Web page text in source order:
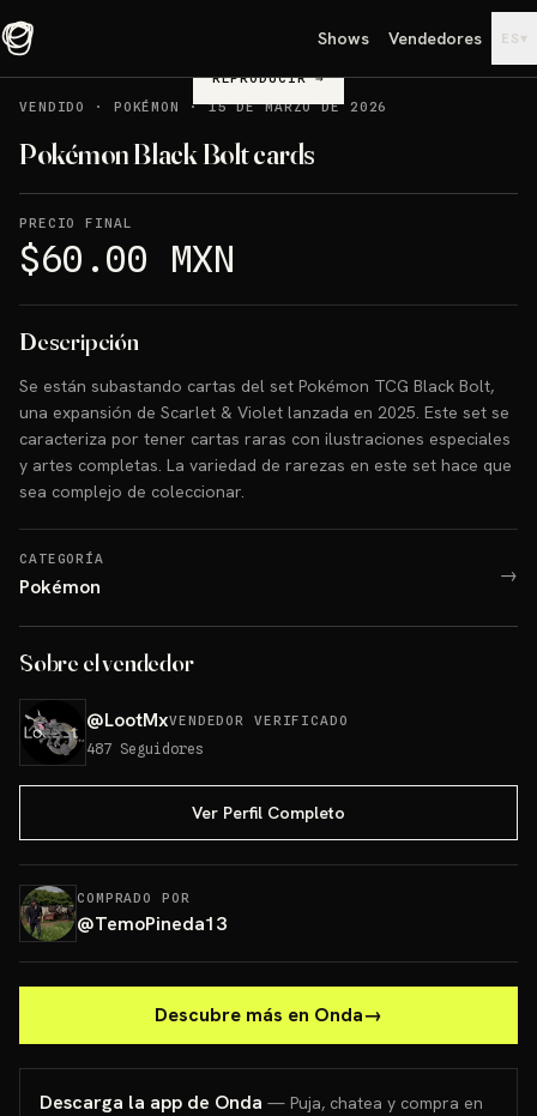
Shows Vendedores ES ▾
REPRODUCIR→
VENDIDO
· POKÉMON ·15 DE MARZO DE 2026
Pokémon Black Bolt cards
PRECIO FINAL
$60.00 MXN
Descripción
Se están subastando cartas del set Pokémon TCG Black Bolt,
una expansión de Scarlet & Violet lanzada en 2025. Este set se
caracteriza por tener cartas raras con ilustraciones especiales
y artes completas. La variedad de rarezas en este set hace que
sea complejo de coleccionar.
CATEGORÍA
Pokémon →
Sobre el vendedor
@LootMxVENDEDOR VERIFICADO
487 Seguidores
Ver Perfil Completo
COMPRADO POR
@TemoPineda13
Descubre más en Onda→
Descarga la app de Onda — Puja, chatea y compra en